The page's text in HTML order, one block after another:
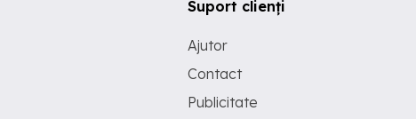
Suport clienți
Ajutor
Contact
Publicitate